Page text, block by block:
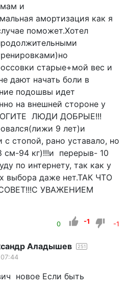
и
амортизация как я
поможет.Хотел
старые+мой вес и
дают начать боли в
подошвы идет
на внешней стороне у
ЛЮДИ ДОБРЫЕ!!!
9 лет)и
стопой, рано уставало, но
см-94 кг)!!!и перерыв- 10
по интернету, так как у
выбора даже нет.ТАК ЧТО
УВАЖЕНИЕМ
0 -1 -1
Аладышев 251
новое Если быть